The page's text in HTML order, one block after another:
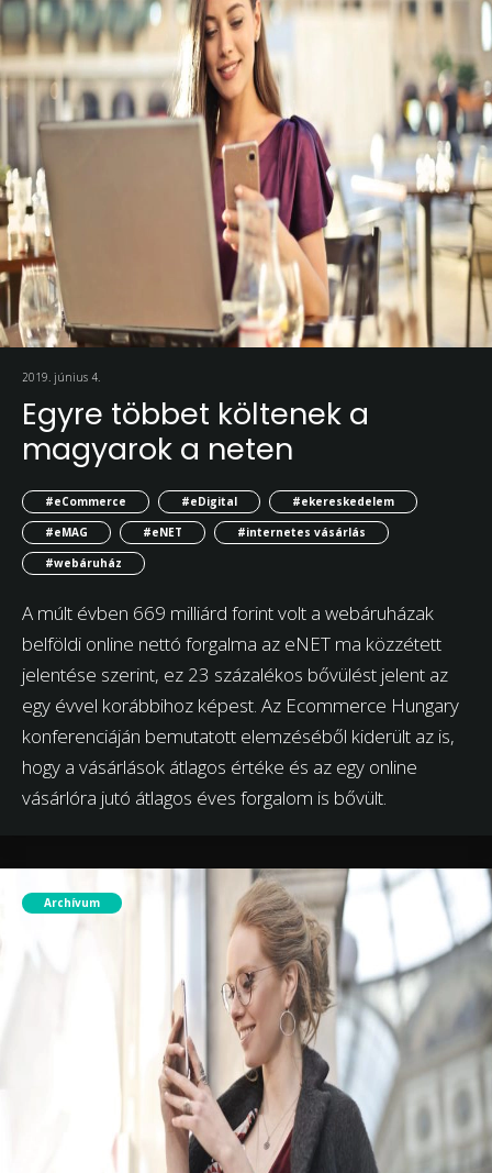
2019. június 4.
Egyre többet költenek a
magyarok a neten
#eCommerce #eDigital
#ekereskedelem
#eMAG
#eNET
#internetes vásárlás
#webáruház
A múlt évben 669 milliárd forint volt a webáruházak
belföldi online nettó forgalma az eNET ma közzétett
jelentése szerint, ez 23 százalékos bővülést jelent az
egy évvel korábbihoz képest. Az Ecommerce Hungary
konferenciáján bemutatott elemzéséből kiderült az is,
hogy a vásárlások átlagos értéke és az egy online
vásárlóra jutó átlagos éves forgalom is bővült.
Archívum